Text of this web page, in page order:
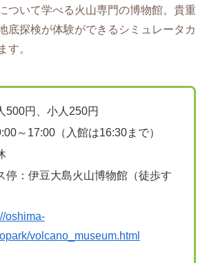
ついて学べる火山専門の博物館。貴重
底探検が体験ができるシミュレータカ
す。
500円、小人250円
～17:00（入館は16:30まで）
停：伊豆大島火山博物館（徒歩す
oshima-
volcano_museum.html